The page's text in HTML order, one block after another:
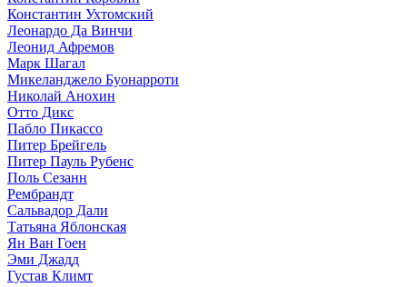
Константин Ухтомский
Леонардо Да Винчи
Леонид Афремов
Марк Шагал
Микеланджело Буонарроти
Николай Анохин
Отто Дикс
Пабло Пикассо
Питер Брейгель
Питер Пауль Рубенс
Поль Сезанн
Рембрандт
Сальвадор Дали
Татьяна Яблонская
Ян Ван Гоен
Эми Джадд
Густав Климт